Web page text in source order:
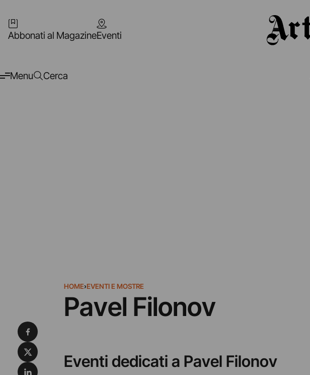
Abbonati al MagazineEventi
Menu Cerca
HOME›EVENTI E MOSTRE
Pavel Filonov
Eventi dedicati a Pavel Filonov
Condividi su Facebook
Condividi su X
Condividi su LinkedIn